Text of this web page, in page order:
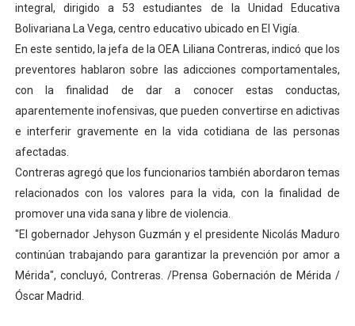
Arrancó Plan Vacacional Comunitario Venezuela
Plan Vacacional Venezuela Renace 2026 arrancó con
Venezuela Renace 2026 lleva sonrisas y prevención a
Mérida impulsa el mapa de conocimientos con
Complejo Educativo Talento Deportivo lanza Plan
Arnaldo Sánchez reinaugura Parque Recreacional
Corposalud inició talleres para aspirantes al curso de
integral, dirigido a 53 estudiantes de la Unidad Educativa
Bolivariana La Vega, centro educativo ubicado en El Vigía.
En este sentido, la jefa de la OEA Liliana Contreras, indicó que los
preventores hablaron sobre las adicciones comportamentales,
con la finalidad de dar a conocer estas conductas,
aparentemente inofensivas, que pueden convertirse en adictivas
e interferir gravemente en la vida cotidiana de las personas
afectadas.
Contreras agregó que los funcionarios también abordaron temas
relacionados con los valores para la vida, con la finalidad de
promover una vida sana y libre de violencia.
"El gobernador Jehyson Guzmán y el presidente Nicolás Maduro
continúan trabajando para garantizar la prevención por amor a
Mérida", concluyó, Contreras. /Prensa Gobernación de Mérida /
Óscar Madrid.